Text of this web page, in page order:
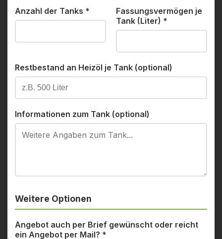
Anzahl der Tanks *
Fassungsvermögen je
Tank (Liter) *
Restbestand an Heizöl je Tank (optional)
Informationen zum Tank (optional)
Weitere Optionen
Angebot auch per Brief gewünscht oder reicht
ein Angebot per Mail? *